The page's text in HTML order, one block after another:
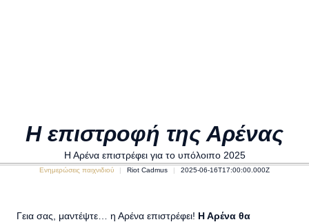
Η επιστροφή της Αρένας
Η Αρένα επιστρέφει για το υπόλοιπο 2025
Ενημερώσεις παιχνιδιού Riot Cadmus 2025-06-16T17:00:00.000Z
Γεια σας, μαντέψτε… η Αρένα επιστρέφει! Η Αρένα θα